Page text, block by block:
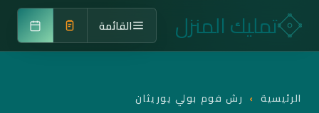
تمليك المنزل القائمة
الرئيسية › رش فوم بولي يوريثان